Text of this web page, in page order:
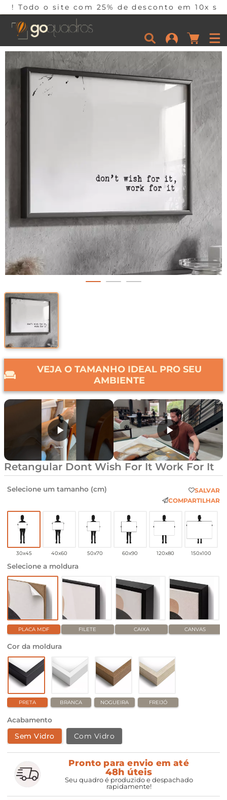
com 25% de desconto em 10x sem juros por
VEJA O TAMANHO IDEAL PRO SEU
AMBIENTE
Retangular Dont Wish For It Work For It
Selecione um tamanho (cm)
SALVAR
COMPARTILHAR
30x45 40x60 50x70 60x90 120x80 150x100
Selecione a moldura
PLACA MDF FILETE CAIXA CANVAS
Cor da moldura
PRETA BRANCA NOGUEIRA FREIJÓ
Acabamento
Sem Vidro Com Vidro
Pronto para envio em até
48h úteis
Seu quadro é produzido e despachado
rapidamente!